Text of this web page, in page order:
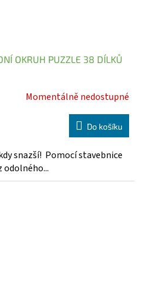
OKRUH PUZZLE 38 DÍLKŮ
Momentálně nedostupné
Do košíku
snazší! Pomocí stavebnice
odolného...